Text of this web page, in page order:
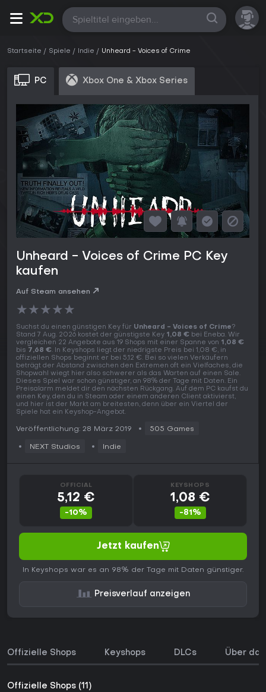
Alle
Startseite Spiele Indie Unheard - Voices of Crime
PC Xbox One & Xbox Series
Unheard - Voices of Crime PC Key
kaufen
Auf Steam ansehen
★★★★★
Suchst du einen günstigen Key für Unheard - Voices of Crime?
Stand 7 Aug. 2026 kostet der günstigste Key 1,08 € bei Eneba. Wir
vergleichen 22 Angebote aus 19 Shops mit einer Spanne von 1,08 €
bis 7,68 €. In Keyshops liegt der niedrigste Preis bei 1,08 €, in
offiziellen Shops beginnt er bei 5,12 €. Bei so vielen Verkäufern
beträgt der Abstand zwischen den Extremen oft ein Vielfaches, die
Shopwahl wiegt hier also schwerer als das Warten auf einen Sale.
Dieses Spiel war schon günstiger, an 98% der Tage mit Daten. Ein
Preisalarm meldet dir den nächsten Rückgang. Auf dem PC kaufst du
einen Key, den du in Steam oder einem anderen Client aktivierst,
und hier ist der Markt am breitesten, denn über ein Viertel der
Spiele hat ein Keyshop-Angebot.
Veröffentlichung: 28 März 2019 505 Games
NEXT Studios Indie
OFFICIAL
5,12 €
-10%
KEYSHOPS
1,08 €
-81%
Jetzt kaufen
In Keyshops war es an 98% der Tage mit Daten günstiger.
Preisverlauf anzeigen
Offizielle Shops Keyshops DLCs Über
Offizielle Shops (11)